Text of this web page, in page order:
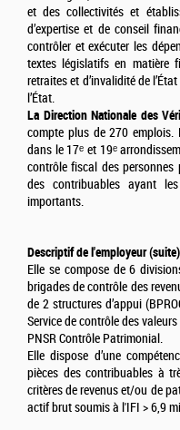
et des collectivités et
d’expertise et de conseil
contrôler et exécuter les
textes législatifs en matière
retraites et d’invalidité de
l’État.
La Direction Nationale des
compte plus de 270
dans le 17ᵉ et 19ᵉ
contrôle fiscal des personnes
des contribuables ayant
importants.
Descriptif de l'employeur (suite)
Elle se compose de 6
brigades de contrôle des
de 2 structures d’appui
Service de contrôle des
PNSR Contrôle Patrimonial.
Elle dispose d’une
pièces des contribuables à
critères de revenus et/ou de
actif brut soumis à l'IFI > 6,9